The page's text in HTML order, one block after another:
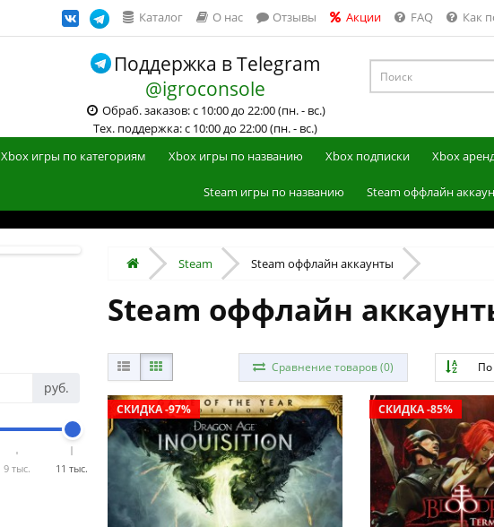
Каталог О нас Отзывы Акции FAQ Как
Поддержка в Telegram
@igroconsole
Обраб. заказов: с 10:00 до 22:00 (пн. - вс.)
Тех. поддержка: с 10:00 до 22:00 (пн. - вс.)
Xbox игры по категориям Xbox игры по названию Xbox подписки Xbox
Steam игры по названию Steam оффлайн
руб.
9 тыс. 11 тыс.
Steam Steam оффлайн аккаунты
Steam оффлайн
Сравнение товаров (0)
СКИДКА -97% СКИДКА -85%